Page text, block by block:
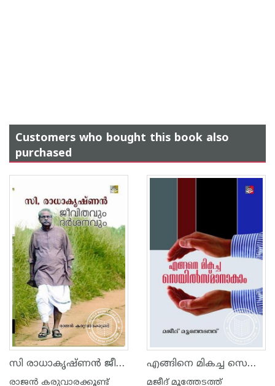
Customers who bought this book also
purchased
സി രാധാകൃഷ്ണ‌ന്‍ ജീവിതവും ദര്‍ശനവും
രാജ‌ന്‍ കരുവാരക്കൂണ്ട്
എങ്ങിനെ മികച്ച സെയില്‍സ്മാനാകാം
മജീദ് മൂത്തേടത്ത്